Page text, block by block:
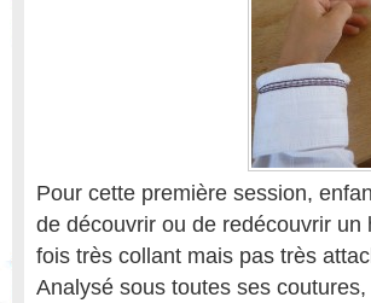
Pour cette première session,
de découvrir ou de redécouvrir un
fois très collant mais pas très
Analysé sous toutes ses